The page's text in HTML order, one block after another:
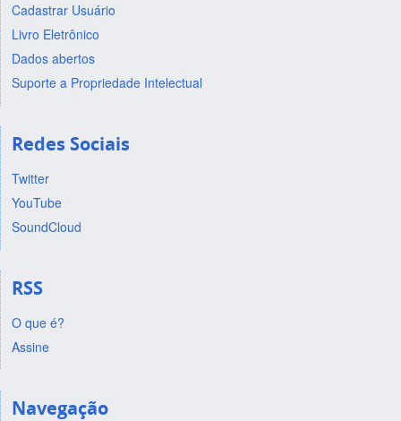
Cadastrar Usuário
Livro Eletrônico
Dados abertos
Suporte a Propriedade Intelectual
Redes Sociais
Twitter
YouTube
SoundCloud
RSS
O que é?
Assine
Navegação